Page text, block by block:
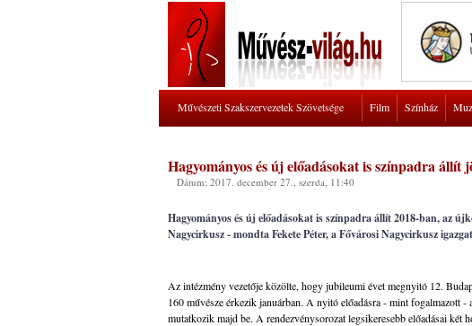
Művészeti Szakszervezetek Szövetsége Film Színház
Hagyományos és új előadásokat is színpadra állít
Dátum: 2017. december 27., szerda, 11:40
Hagyományos és új előadásokat is színpadra állít 2018-ban, az
Nagycirkusz - mondta Fekete Péter, a Fővárosi Nagycirkusz
Az intézmény vezetője közölte, hogy jubileumi évet megnyitó 12.
160 művésze érkezik januárban. A nyitó előadásra - mint fogalmazott
mutatkozik majd be. A rendezvénysorozat legsikeresebb előadásai